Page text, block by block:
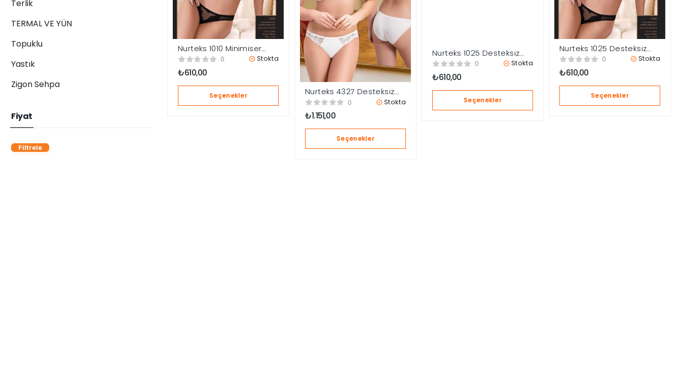
Terlik
TERMAL VE YÜN
Topuklu
Yastık
Zigon Sehpa
Fiyat
Filtrele
Nurteks 1010 Minimiser
Desteksiz Sütyen
0 Stokta
₺610,00
Seçenekler
Nurteks 4327 Desteksiz
Sütyen Takım
0 Stokta
₺1.151,00
Seçenekler
Nurteks 1025 Desteksiz
Sütyen
0 Stokta
₺610,00
Seçenekler
Nurteks 1025 Desteksiz
Sütyen
0 Stokta
₺610,00
Seçenekler